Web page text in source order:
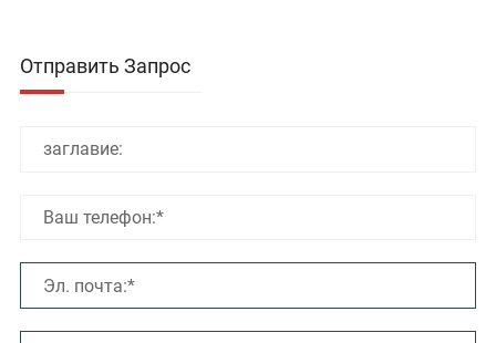
Отправить Запрос